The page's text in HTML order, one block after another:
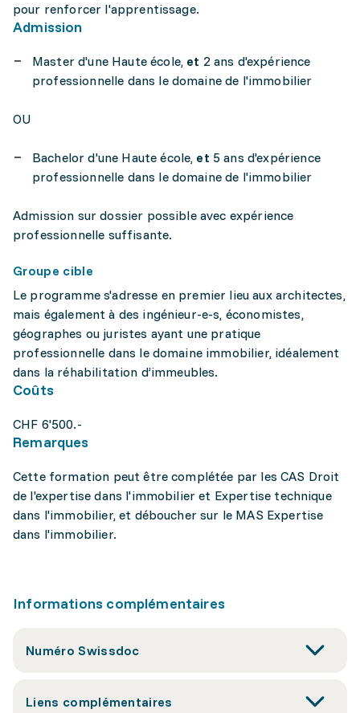
pour renforcer l'apprentissage.
Admission
Master d'une Haute école, et 2 ans d'expérience
professionnelle dans le domaine de l'immobilier
OU
Bachelor d'une Haute école, et 5 ans d'expérience
professionnelle dans le domaine de l'immobilier
Admission sur dossier possible avec expérience
professionnelle suffisante.
Groupe cible
Le programme s'adresse en premier lieu aux architectes,
mais également à des ingénieur-e-s, économistes,
géographes ou juristes ayant une pratique
professionnelle dans le domaine immobilier, idéalement
dans la réhabilitation d’immeubles.
Coûts
CHF 6'500.-
Remarques
Cette formation peut être complétée par les CAS Droit
de l'expertise dans l'immobilier et Expertise technique
dans l'immobilier, et déboucher sur le MAS Expertise
dans l'immobilier.
Informations complémentaires
Numéro Swissdoc
Liens complémentaires